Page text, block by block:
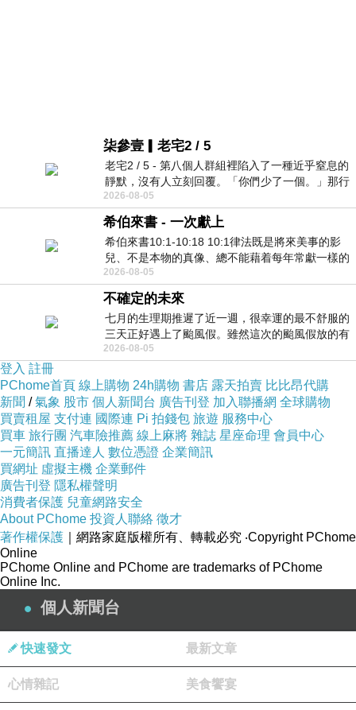
柒參壹▎老宅2 / 5
老宅2 / 5 - 第八個人群組裡陷入了一種近乎窒息的
靜默，沒有人立刻回覆。「你們少了一個。」那行
字像一顆冰冷的鐵釘，硬生生刺進螢
2026-08-05
希伯來書 - 一次獻上
希伯來書10:1-10:18 10:1律法既是將來美事的影
兒、不是本物的真像、總不能藉着每年常獻一樣的
祭物、叫那近前來的人得以完全。 10
2026-08-05
不確定的未來
七月的生理期推遲了近一週，很幸運的最不舒服的
三天正好遇上了颱風假。雖然這次的颱風假放的有
點虛，因為風雨不大，但這也是最想要的
2026-08-05
登入 註冊
PChome首頁 線上購物 24h購物 書店 露天拍賣 比比昂代購
新聞 /氣象 股市 個人新聞台 廣告刊登 加入聯播網 全球購物
買賣租屋 支付連 國際連 Pi 拍錢包 旅遊 服務中心
買車 旅行團 汽車險推薦 線上麻將 雜誌 星座命理 會員中心
一元簡訊 直播達人 數位憑證 企業簡訊
買網址 虛擬主機 企業郵件
廣告刊登 隱私權聲明
消費者保護 兒童網路安全
About PChome 投資人聯絡 徵才
著作權保護 ｜網路家庭版權所有、轉載必究 ‧Copyright PChome
Online
PChome Online and PChome are trademarks of PChome
Online Inc.
個人新聞台
快速發文 最新文章
心情雜記 美食饗宴